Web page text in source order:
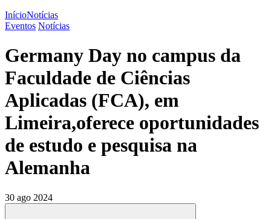
InícioNotícias
Eventos Notícias
Germany Day no campus da
Faculdade de Ciências
Aplicadas (FCA), em
Limeira,oferece oportunidades
de estudo e pesquisa na
Alemanha
30 ago 2024